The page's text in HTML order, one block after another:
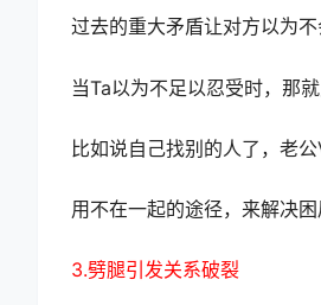
过去的重大矛盾让对方以为不
当Ta以为不足以忍受时，那
比如说自己找别的人了，老
用不在一起的途径，来解决困
3.劈腿引发关系破裂